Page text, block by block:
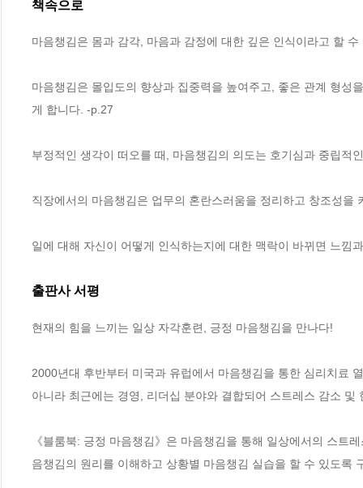
책속으로
마음챙김은 몸과 감각, 마음과 감정에 대한 깊은 인식이라고 할
마음챙김은 몰입도의 향상과 집중력을 높여주고, 좋은 관계 형성
게 합니다. -p.27
부정적인 생각이 떠오를 때, 마음챙김의 의도는 호기심과 중립적
직장에서의 마음챙김은 업무의 혼란스러움을 정리하고 창조성
일에 대해 자신이 어떻게 인식하는지에 대한 맥락이 바뀌면 느낌
출판사 서평
현재의 힘을 느끼는 일상 자각훈련, 긍정 마음챙김을 만나다!
2000년대 후반부터 미국과 유럽에서 마음챙김을 통한 심리치료
아니라 최근에는 경영, 리더십 분야와 결합되어 스트레스 감소
《블룸북: 긍정 마음챙김》은 마음챙김을 통해 일상에서의 스트
음챙김의 원리를 이해하고 상황별 마음챙김 실습을 할 수 있도록